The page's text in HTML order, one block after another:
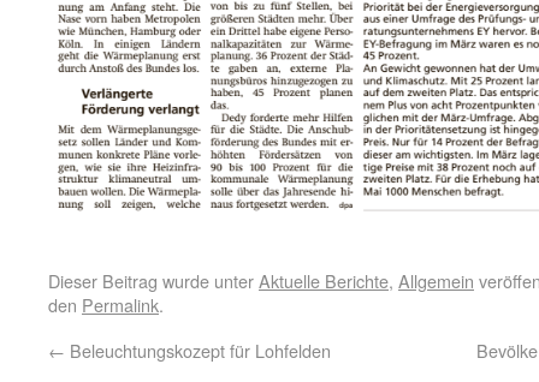
Dieser Beitrag wurde unterAktuelle Berichte, Allgemein
den Permalink.
← Beleuchtungskozept für Lohfelden